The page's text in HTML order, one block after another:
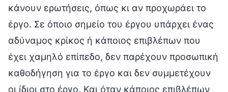
κάνουν ερωτήσεις, όπως κι αν προχωράει το
έργο. Σε όποιο σημείο του έργου υπάρχει ένας
αδύναμος κρίκος ή κάποιος επιβλέπων που
έχει χαμηλό επίπεδο, δεν παρέχουν προσωπική
καθοδήγηση για το έργο και δεν συμμετέχουν
οι ίδιοι στο έργο. Και όταν κάποιος επιβλέπων